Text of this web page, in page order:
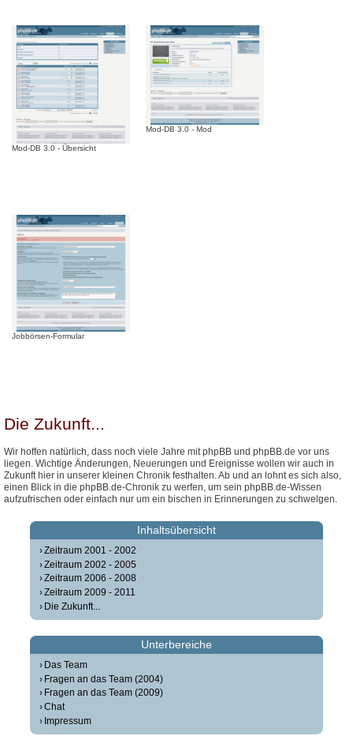
Mod-DB 3.0 - Übersicht
Mod-DB 3.0 - Mod
Jobbörsen-Formular
Die Zukunft...
Wir hoffen natürlich, dass noch viele Jahre mit phpBB und phpBB.de vor uns
liegen. Wichtige Änderungen, Neuerungen und Ereignisse wollen wir auch in
Zukunft hier in unserer kleinen Chronik festhalten. Ab und an lohnt es sich also,
einen Blick in die phpBB.de-Chronik zu werfen, um sein phpBB.de-Wissen
aufzufrischen oder einfach nur um ein bischen in Erinnerungen zu schwelgen.
Inhaltsübersicht
Zeitraum 2001 - 2002
Zeitraum 2002 - 2005
Zeitraum 2006 - 2008
Zeitraum 2009 - 2011
Die Zukunft...
Unterbereiche
Das Team
Fragen an das Team (2004)
Fragen an das Team (2009)
Chat
Impressum